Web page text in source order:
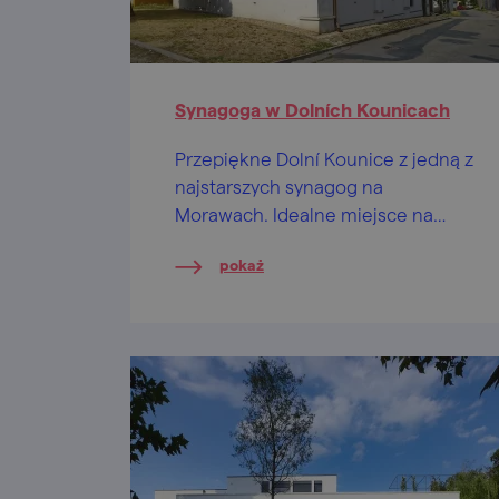
Synagoga w Dolních Kounicach
Przepiękne Dolní Kounice z jedną z
najstarszych synagog na
Morawach. Idealne miejsce na
pokaż